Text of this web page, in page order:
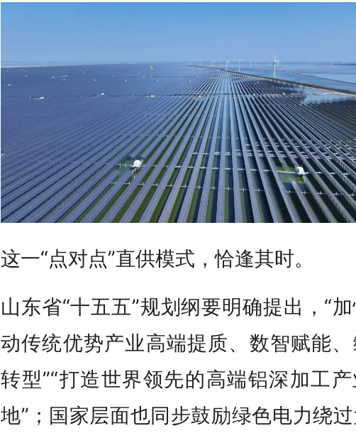
这一“点对点”直供模式，恰逢其时。
山东省“十五五”规划纲要明确提出，“
动传统优势产业高端提质、数智赋能
转型”“打造世界领先的高端铝深加工
地”；国家层面也同步鼓励绿色电力绕